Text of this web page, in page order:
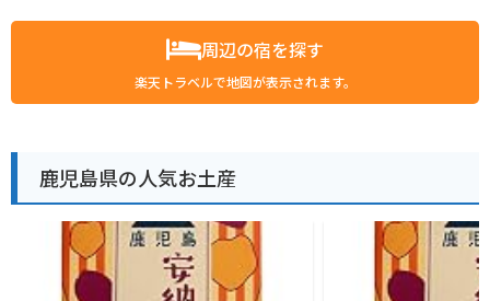
周辺の宿を探す
楽天トラベルで地図が表示されます。
鹿児島県の人気お土産